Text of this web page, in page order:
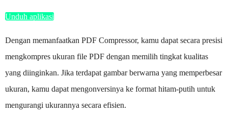
Unduh aplikasi
Dengan memanfaatkan PDF Compressor, kamu dapat secara presisi
mengkompres ukuran file PDF dengan memilih tingkat kualitas
yang diinginkan. Jika terdapat gambar berwarna yang memperbesar
ukuran, kamu dapat mengonversinya ke format hitam-putih untuk
mengurangi ukurannya secara efisien.